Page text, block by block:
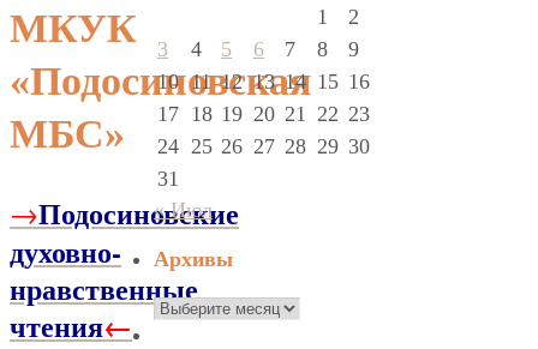
МКУК
«Подосиновская
МБС»
→Подосиновские
духовно-
нравственные
чтения←
1
2
3
4 5 6 7 8
9
10 11 12 13 14 15 16
17 18 19 20 21 22 23
24 25 26 27 28 29 30
31
« Июл
Архивы
Архивы